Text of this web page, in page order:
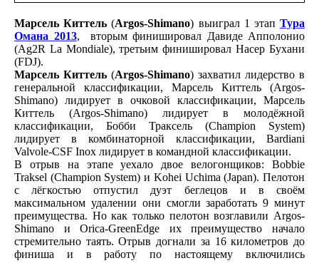
Марсель Киттель (Argos-Shimano) выиграл 1 этапТура
Омана 2013, вторым финишировал Давиде Апполонио
(Ag2R La Mondiale), третьим финишировал Насер Бухани
(FDJ).
Марсель Киттель (Argos-Shimano) захватил лидерство в
генеральной классификации, Марсель Киттель (Argos-
Shimano) лидирует в очковой классификации, Марсель
Киттель (Argos-Shimano) лидирует в молодёжной
классификации, Бобби Траксель (Champion System)
лидирует в комбинаторной классификации, Bardiani
Valvole-CSF Inox лидирует в командной классификации.
В отрыв на этапе уехало двое велогонщиков: Bobbie
Traksel (Champion System) и Kohei Uchima (Japan). Пелотон
с лёгкостью отпустил дуэт беглецов и в своём
максимальном удалении они смогли заработать 9 минут
преимущества. Но как только пелотон возглавили Argos-
Shimano и Orica-GreenEdge их преимущество начало
стремительно таять. Отрыв догнали за 16 километров до
финиша и в работу по настоящему включились